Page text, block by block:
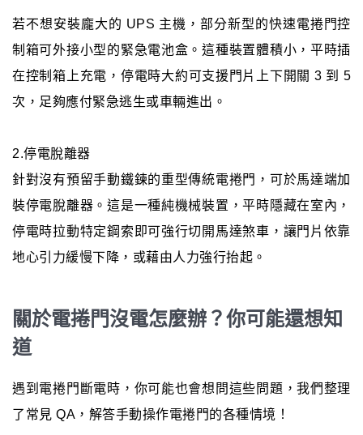
若不想安裝龐大的 UPS 主機，部分新型的快速電捲門控
制箱可外接小型的緊急電池盒。這種裝置體積小，平時插
在控制箱上充電，停電時大約可支援門片上下開關 3 到 5
次，足夠應付緊急逃生或車輛進出。
2.停電脫離器
針對沒有預留手動鐵鍊的重型傳統電捲門，可於馬達端加
裝停電脫離器。這是一種純機械裝置，平時隱藏在室內，
停電時拉動特定鋼索即可強行切開馬達煞車，讓門片依靠
地心引力緩慢下降，或藉由人力強行抬起。
關於電捲門沒電怎麼辦？你可能還想知
道
遇到電捲門斷電時，你可能也會想問這些問題，我們整理
了常見 QA，解答手動操作電捲門的各種情境！